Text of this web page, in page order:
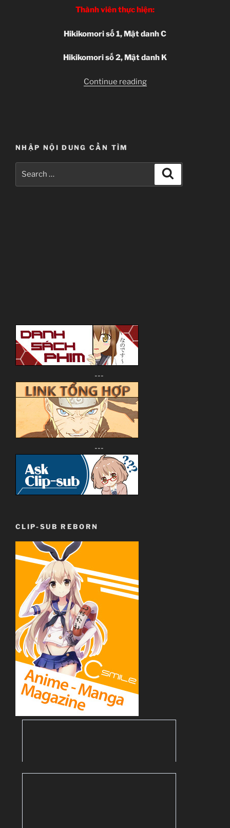
Thành viên thực hiện:
Hikikomori số 1, Mật danh C
Hikikomori số 2, Mật danh K
Continue reading“Captain
NHẬP NỘI DUNG CẦN TÌM
---
---
CLIP-SUB REBORN